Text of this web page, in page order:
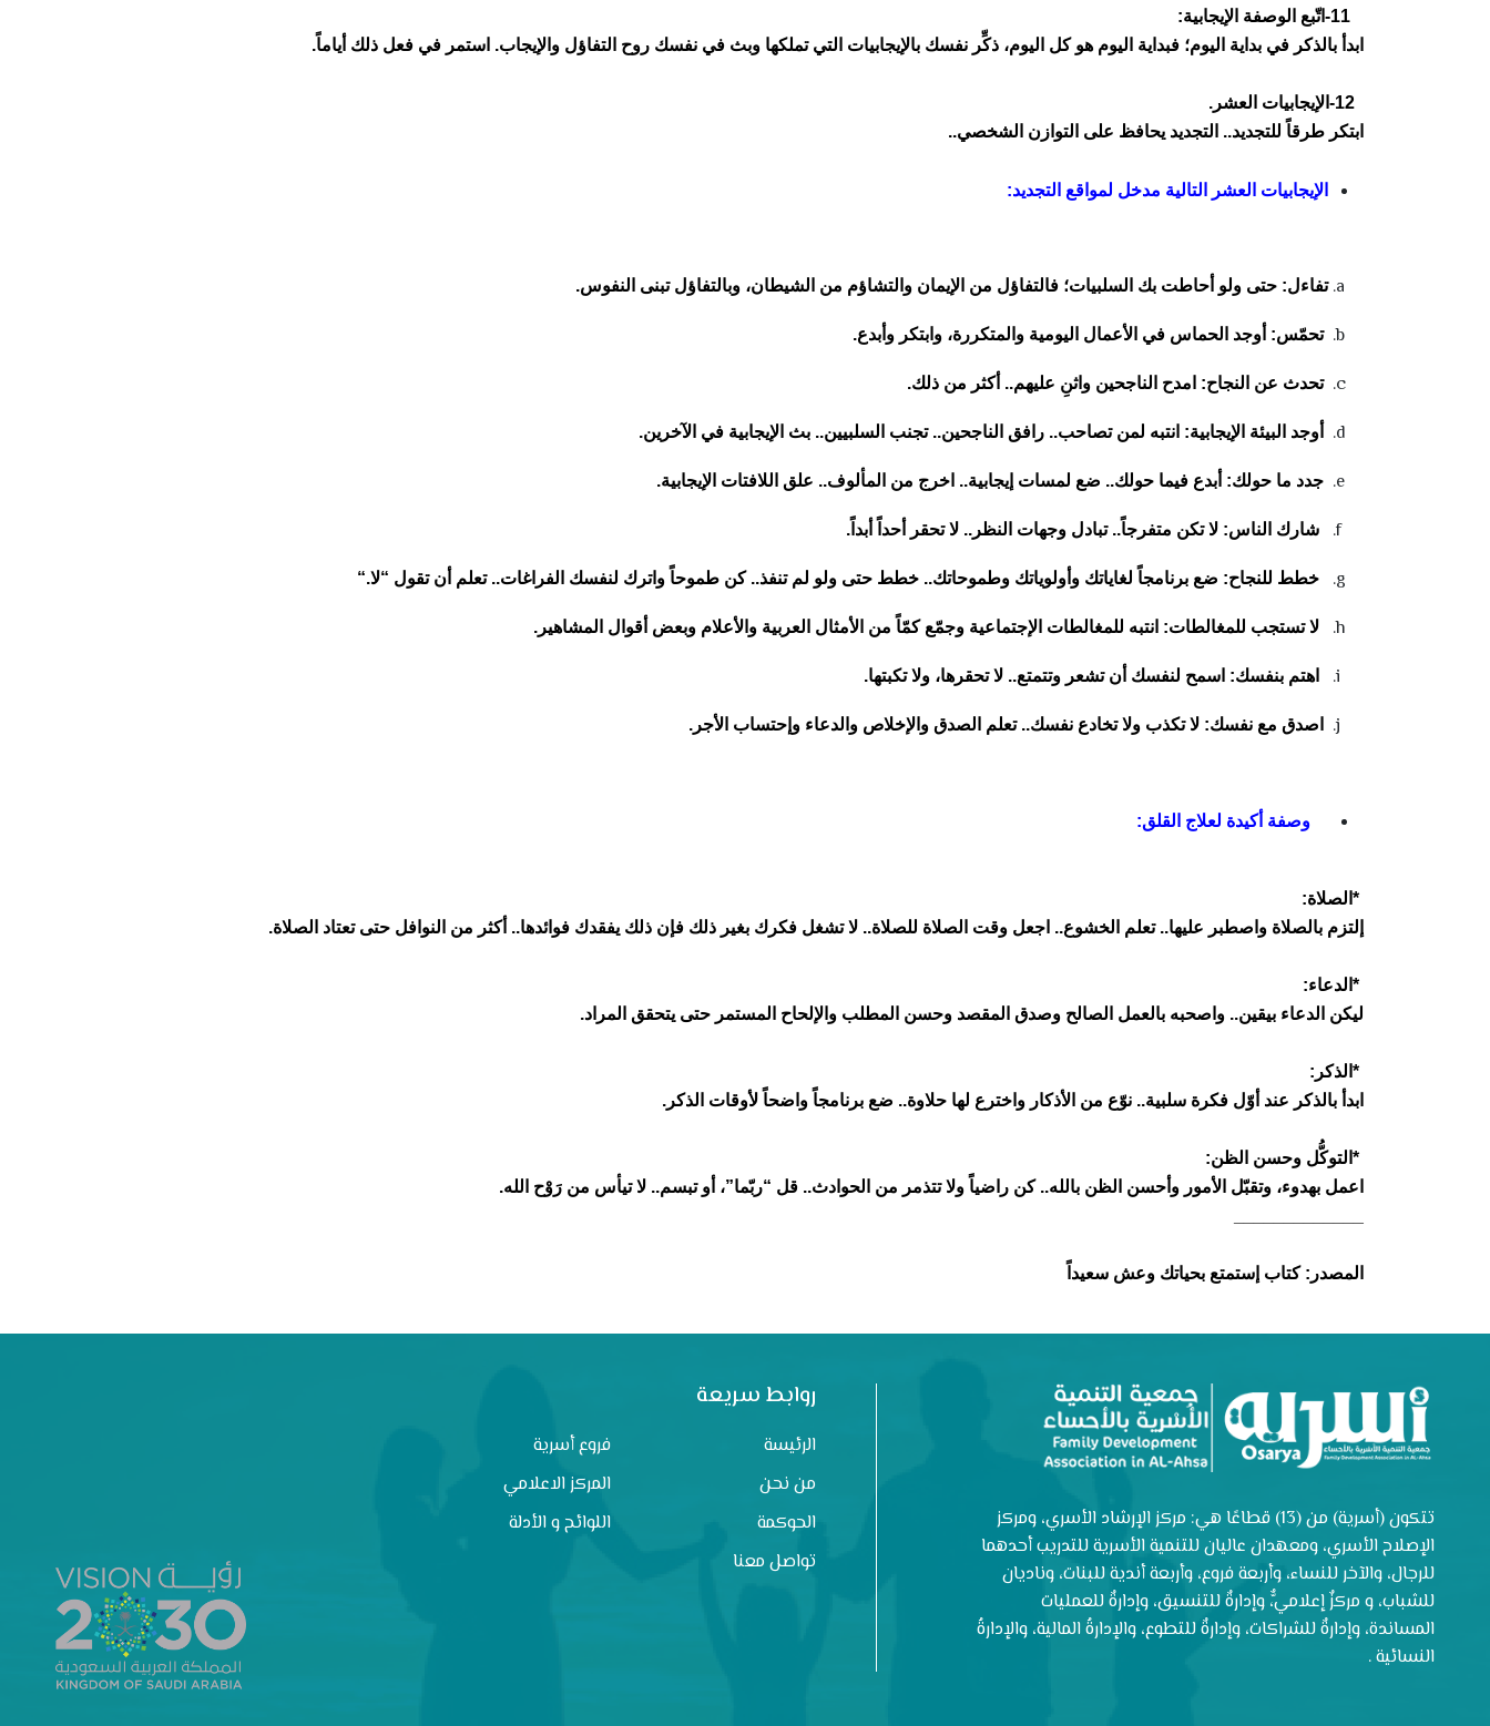
-11اتّبع الوصفة الإيجابية:
ابدأ بالذكر في بداية اليوم؛ فبداية اليوم هو كل اليوم، ذكِّر نفسك بالإيجابيات التي تملكها وبث في نفسك روح التفاؤل والإيجاب. استمر في فعل ذلك أياماً.
-12 الإيجابيات العشر .
ابتكر طرقاً للتجديد.. التجديد يحافظ على التوازن الشخصي..
الإيجابيات العشر التالية مدخل لمواقع التجديد:
تفاءل: حتى ولو أحاطت بك السلبيات؛ فالتفاؤل من الإيمان والتشاؤم من الشيطان، وبالتفاؤل تبنى النفوس.
تحمّس: أوجد الحماس في الأعمال اليومية والمتكررة، وابتكر وأبدع.
تحدث عن النجاح: امدح الناجحين واثنِ عليهم.. أكثر من ذلك.
أوجد البيئة الإيجابية: انتبه لمن تصاحب.. رافق الناجحين.. تجنب السلبيين.. بث الإيجابية في الآخرين.
جدد ما حولك: أبدع فيما حولك.. ضع لمسات إيجابية.. اخرج من المألوف.. علق اللافتات الإيجابية.
شارك الناس: لا تكن متفرجاً.. تبادل وجهات النظر.. لا تحقر أحداً أبداً .
خطط للنجاح: ضع برنامجاً لغاياتك وأولوياتك وطموحاتك.. خطط حتى ولو لم تنفذ.. كن طموحاً واترك لنفسك الفراغات.. تعلم أن تقول “لا“.
لا تستجب للمغالطات: انتبه للمغالطات الإجتماعية وجمّع كمّاً من الأمثال العربية والأعلام وبعض أقوال المشاهير .
اهتم بنفسك: اسمح لنفسك أن تشعر وتتمتع.. لا تحقرها، ولا تكبتها.
اصدق مع نفسك: لا تكذب ولا تخادع نفسك.. تعلم الصدق والإخلاص والدعاء وإحتساب الأجر .
وصفة أكيدة لعلاج القلق:
* الصلاة:
إلتزم بالصلاة واصطبر عليها.. تعلم الخشوع.. اجعل وقت الصلاة للصلاة.. لا تشغل فكرك بغير ذلك فإن ذلك يفقدك فوائدها.. أكثر من النوافل حتى تعتاد الصلاة.
* الدعاء:
ليكن الدعاء بيقين.. واصحبه بالعمل الصالح وصدق المقصد وحسن المطلب والإلحاح المستمر حتى يتحقق المراد.
* الذكر :
ابدأ بالذكر عند أوّل فكرة سلبية.. نوّع من الأذكار واخترع لها حلاوة.. ضع برنامجاً واضحاً لأوقات الذكر .
* التوكُّل وحسن الظن:
اعمل بهدوء، وتقبّل الأمور وأحسن الظن بالله.. كن راضياً ولا تتذمر من الحوادث.. قل “ربّما”، أو تبسم.. لا تيأس من رَوْح الله.
المصدر: كتاب إستمتع بحياتك وعش سعيداً
تتكون (أسرية) من (13) قطاعًا هي: مركز الإرشاد الأسري، ومركز
الإصلاح الأسري، ومعهدان عاليان للتنمية الأسرية للتدريب أحدهما
للرجال، والآخر للنساء، وأربعة فروع، وأربعة أندية للبنات، وناديان
للشباب، و مركزٌ إعلاميٌّ، وإدارةٌ للتنسيق، وإدارةٌ للعمليات
المساندة، وإدارةٌ للشراكات، وإدارةٌ للتطوع، والإدارةُ المالية، والإدارةُ
النسائية .
روابط سريعة
الرئيسة
فروع أسرية
من نحن
المركز الاعلامي
الحوكمة
اللوائح و الأدلة
تواصل معنا